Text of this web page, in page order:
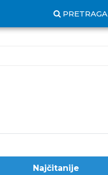
PRETRAGA
Najčitanije